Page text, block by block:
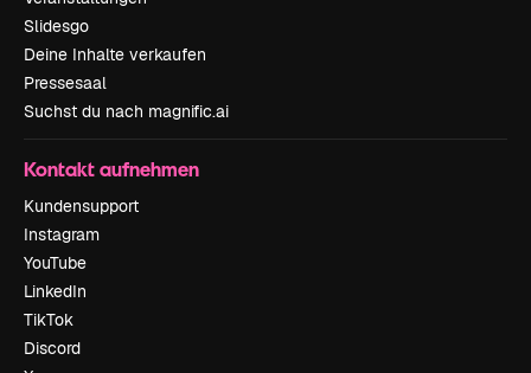
Slidesgo
Deine Inhalte verkaufen
Pressesaal
Suchst du nach magnific.ai
Kontakt aufnehmen
Kundensupport
Instagram
YouTube
LinkedIn
TikTok
Discord